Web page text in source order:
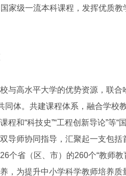
家级一流本科课程，发挥优质
高水平大学的优势资源，联合
同体。共建课程体系，融合学校
和“科技史”“工程创新导论”等“
导师协同指导，汇聚起一支包
个省（区、市）的260个“教师
，为提升中小学科学教师培养质